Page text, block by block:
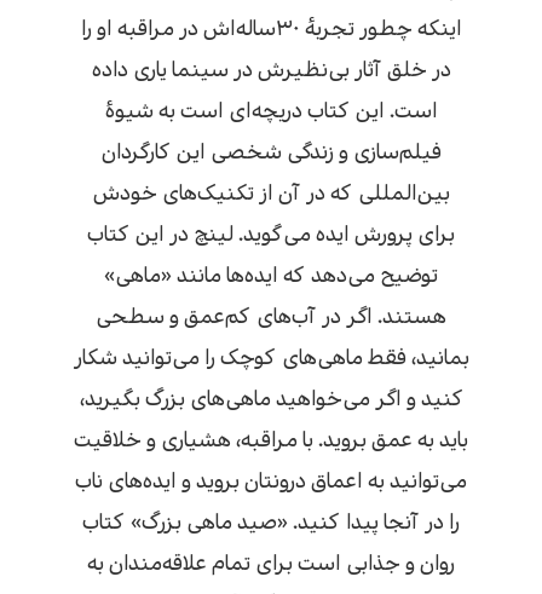
اینکه چطور تجربهٔ ۳۰ساله‌اش در مراقبه او را
در خلق آثار بی‌نظیرش در سینما یاری داده
است. این کتاب دریچه‌‌ای است به شیوهٔ
فیلم‌سازی و زندگی شخصی این کارگردان
بین‌المللی که در آن از تکنیک‌های خودش
برای پرورش ایده می‌گوید. لینچ در این کتاب
توضیح می‌دهد که ایده‌ها مانند «ماهی»
هستند. اگر در آب‌های کم‌عمق و سطحی
بمانید، فقط ماهی‌های کوچک را می‌توانید شکار
کنید و اگر می‌خواهید ماهی‌های بزرگ بگیرید،
باید به عمق بروید. با مراقبه، هشیاری و خلاقیت
می‌توانید به اعماق درونتان بروید و ایده‌های ناب
را در آنجا پیدا کنید. «صید ماهی بزرگ» کتاب
روان و جذابی است برای تمام علاقه‌مندان به